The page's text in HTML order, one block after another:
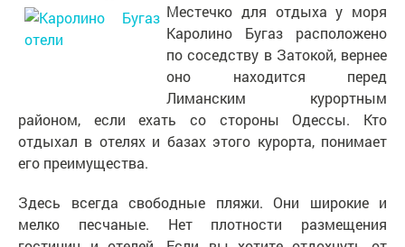
Местечко для отдыха у моря
Каролино Бугаз расположено
по соседству в Затокой, вернее
оно находится перед
Лиманским курортным
районом, если ехать со стороны Одессы. Кто
отдыхал в отелях и базах этого курорта, понимает
его преимущества.
Здесь всегда свободные пляжи. Они широкие и
мелко песчаные. Нет плотности размещения